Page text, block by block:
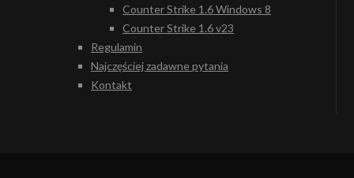
Counter Strike 1.6 Windows 8
Counter Strike 1.6 v23
Regulamin
Najczęściej zadawne pytania
Kontakt